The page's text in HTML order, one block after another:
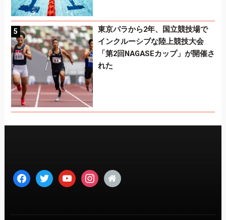
東京パラから2年、国立競技場で
インクルーシブな陸上競技大会
「第2回NAGASEカップ」が開催さ
れた
facebooktwitter youtubeinstagram
home